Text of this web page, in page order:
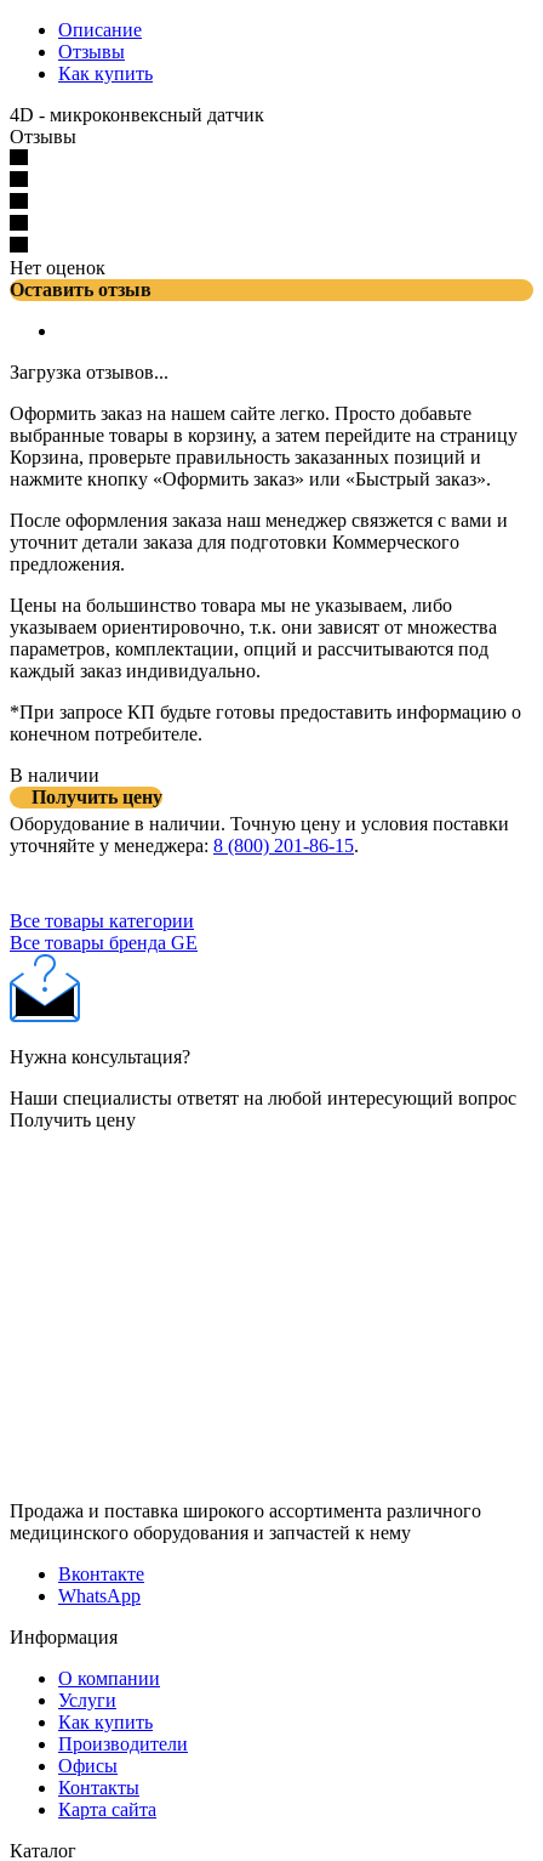
Описание
Отзывы
Как купить
4D - микроконвексный датчик
Отзывы
Нет оценок
Оставить отзыв
Загрузка отзывов...
Оформить заказ на нашем сайте легко. Просто добавьте
выбранные товары в корзину, а затем перейдите на страницу
Корзина, проверьте правильность заказанных позиций и
нажмите кнопку «Оформить заказ» или «Быстрый заказ».
После оформления заказа наш менеджер связжется с вами и
уточнит детали заказа для подготовки Коммерческого
предложения.
Цены на большинство товара мы не указываем, либо
указываем ориентировочно, т.к. они зависят от множества
параметров, комплектации, опций и рассчитываются под
каждый заказ индивидуально.
*При запросе КП будьте готовы предоставить информацию о
конечном потребителе.
В наличии
Получить цену
Оборудование в наличии. Точную цену и условия поставки
уточняйте у менеджера: 8 (800) 201-86-15.
Все товары категории
Все товары бренда GE
Нужна консультация?
Наши специалисты ответят на любой интересующий вопрос
Получить цену
Продажа и поставка широкого ассортимента различного
медицинского оборудования и запчастей к нему
Вконтакте
WhatsApp
Информация
О компании
Услуги
Как купить
Производители
Офисы
Контакты
Карта сайта
Каталог